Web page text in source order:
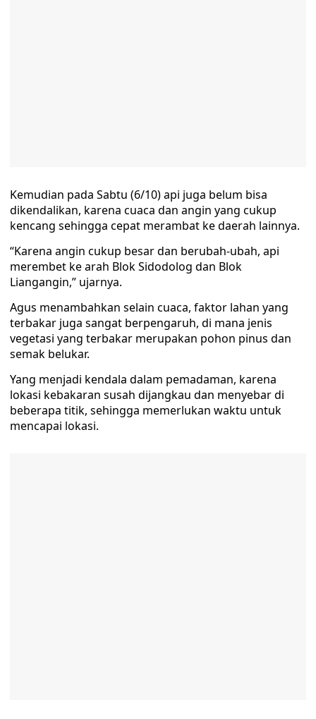
Kemudian pada Sabtu (6/10) api juga belum bisa
dikendalikan, karena cuaca dan angin yang cukup
kencang sehingga cepat merambat ke daerah lainnya.
“Karena angin cukup besar dan berubah-ubah, api
merembet ke arah Blok Sidodolog dan Blok
Liangangin,” ujarnya.
Agus menambahkan selain cuaca, faktor lahan yang
terbakar juga sangat berpengaruh, di mana jenis
vegetasi yang terbakar merupakan pohon pinus dan
semak belukar.
Yang menjadi kendala dalam pemadaman, karena
lokasi kebakaran susah dijangkau dan menyebar di
beberapa titik, sehingga memerlukan waktu untuk
mencapai lokasi.